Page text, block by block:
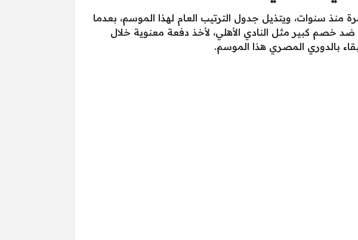
سنوات، ويتذيل جدول الترتيب العام لهذا الموسم، بعدما
خصم كبير مثل النادي الأهلي، لأخذ دفعة معنوية خلال